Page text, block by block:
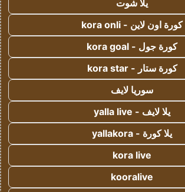
يلا شوت
كورة اون لاين - kora onli
كورة جول - kora goal
كورة ستار - kora star
سوريا لايف
يلا لايف - yalla live
يلا كورة - yallakora
kora live
kooralive